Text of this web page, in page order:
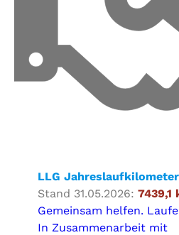
LLG Jahreslaufkilometer
Stand 31.05.2026: 7439,1
Gemeinsam helfen.
In Zusammenarbeit mit